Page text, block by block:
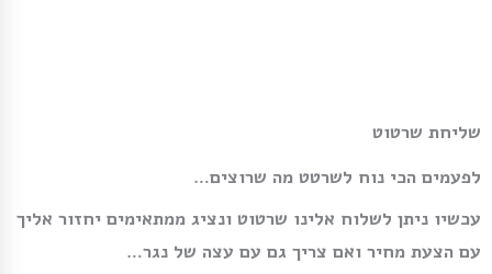
שליחת שרטוט
לפעמים הכי נוח לשרטט מה שרוצים…
עכשיו ניתן לשלוח אלינו שרטוט ונציג ממתאימים יחזור אליך
עם הצעת מחיר ואם צריך גם עם עצה של נגר…